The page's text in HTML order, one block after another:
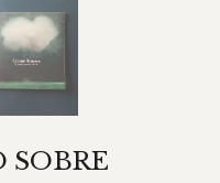
SOBRE